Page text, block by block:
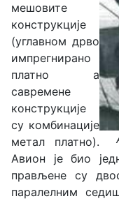
мешовите
конструкције
(углавном дрво
импрегнирано
платно а
савремене
конструкције
су комбинације
метал платно).
Авион је био
прављене су
паралелним